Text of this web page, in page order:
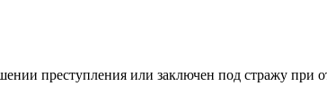
преступления или заключен под стражу при